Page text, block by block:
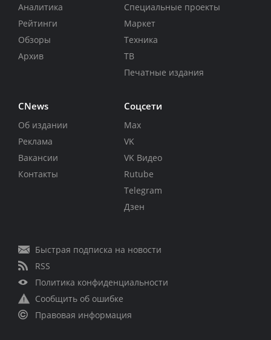
Аналитика
Рейтинги
Обзоры
Архив
Специальные проекты
Маркет
Техника
ТВ
Печатные издания
CNews
Об издании
Реклама
Вакансии
Контакты
Соцсети
Max
VK
VK Видео
Rutube
Telegram
Дзен
Быстрая подписка на новости
RSS
Политика конфиденциальности
Сообщить об ошибке
Правовая информация